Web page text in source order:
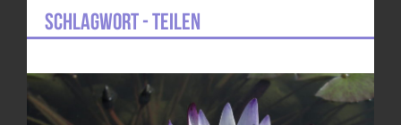
Schlagwort - Teilen